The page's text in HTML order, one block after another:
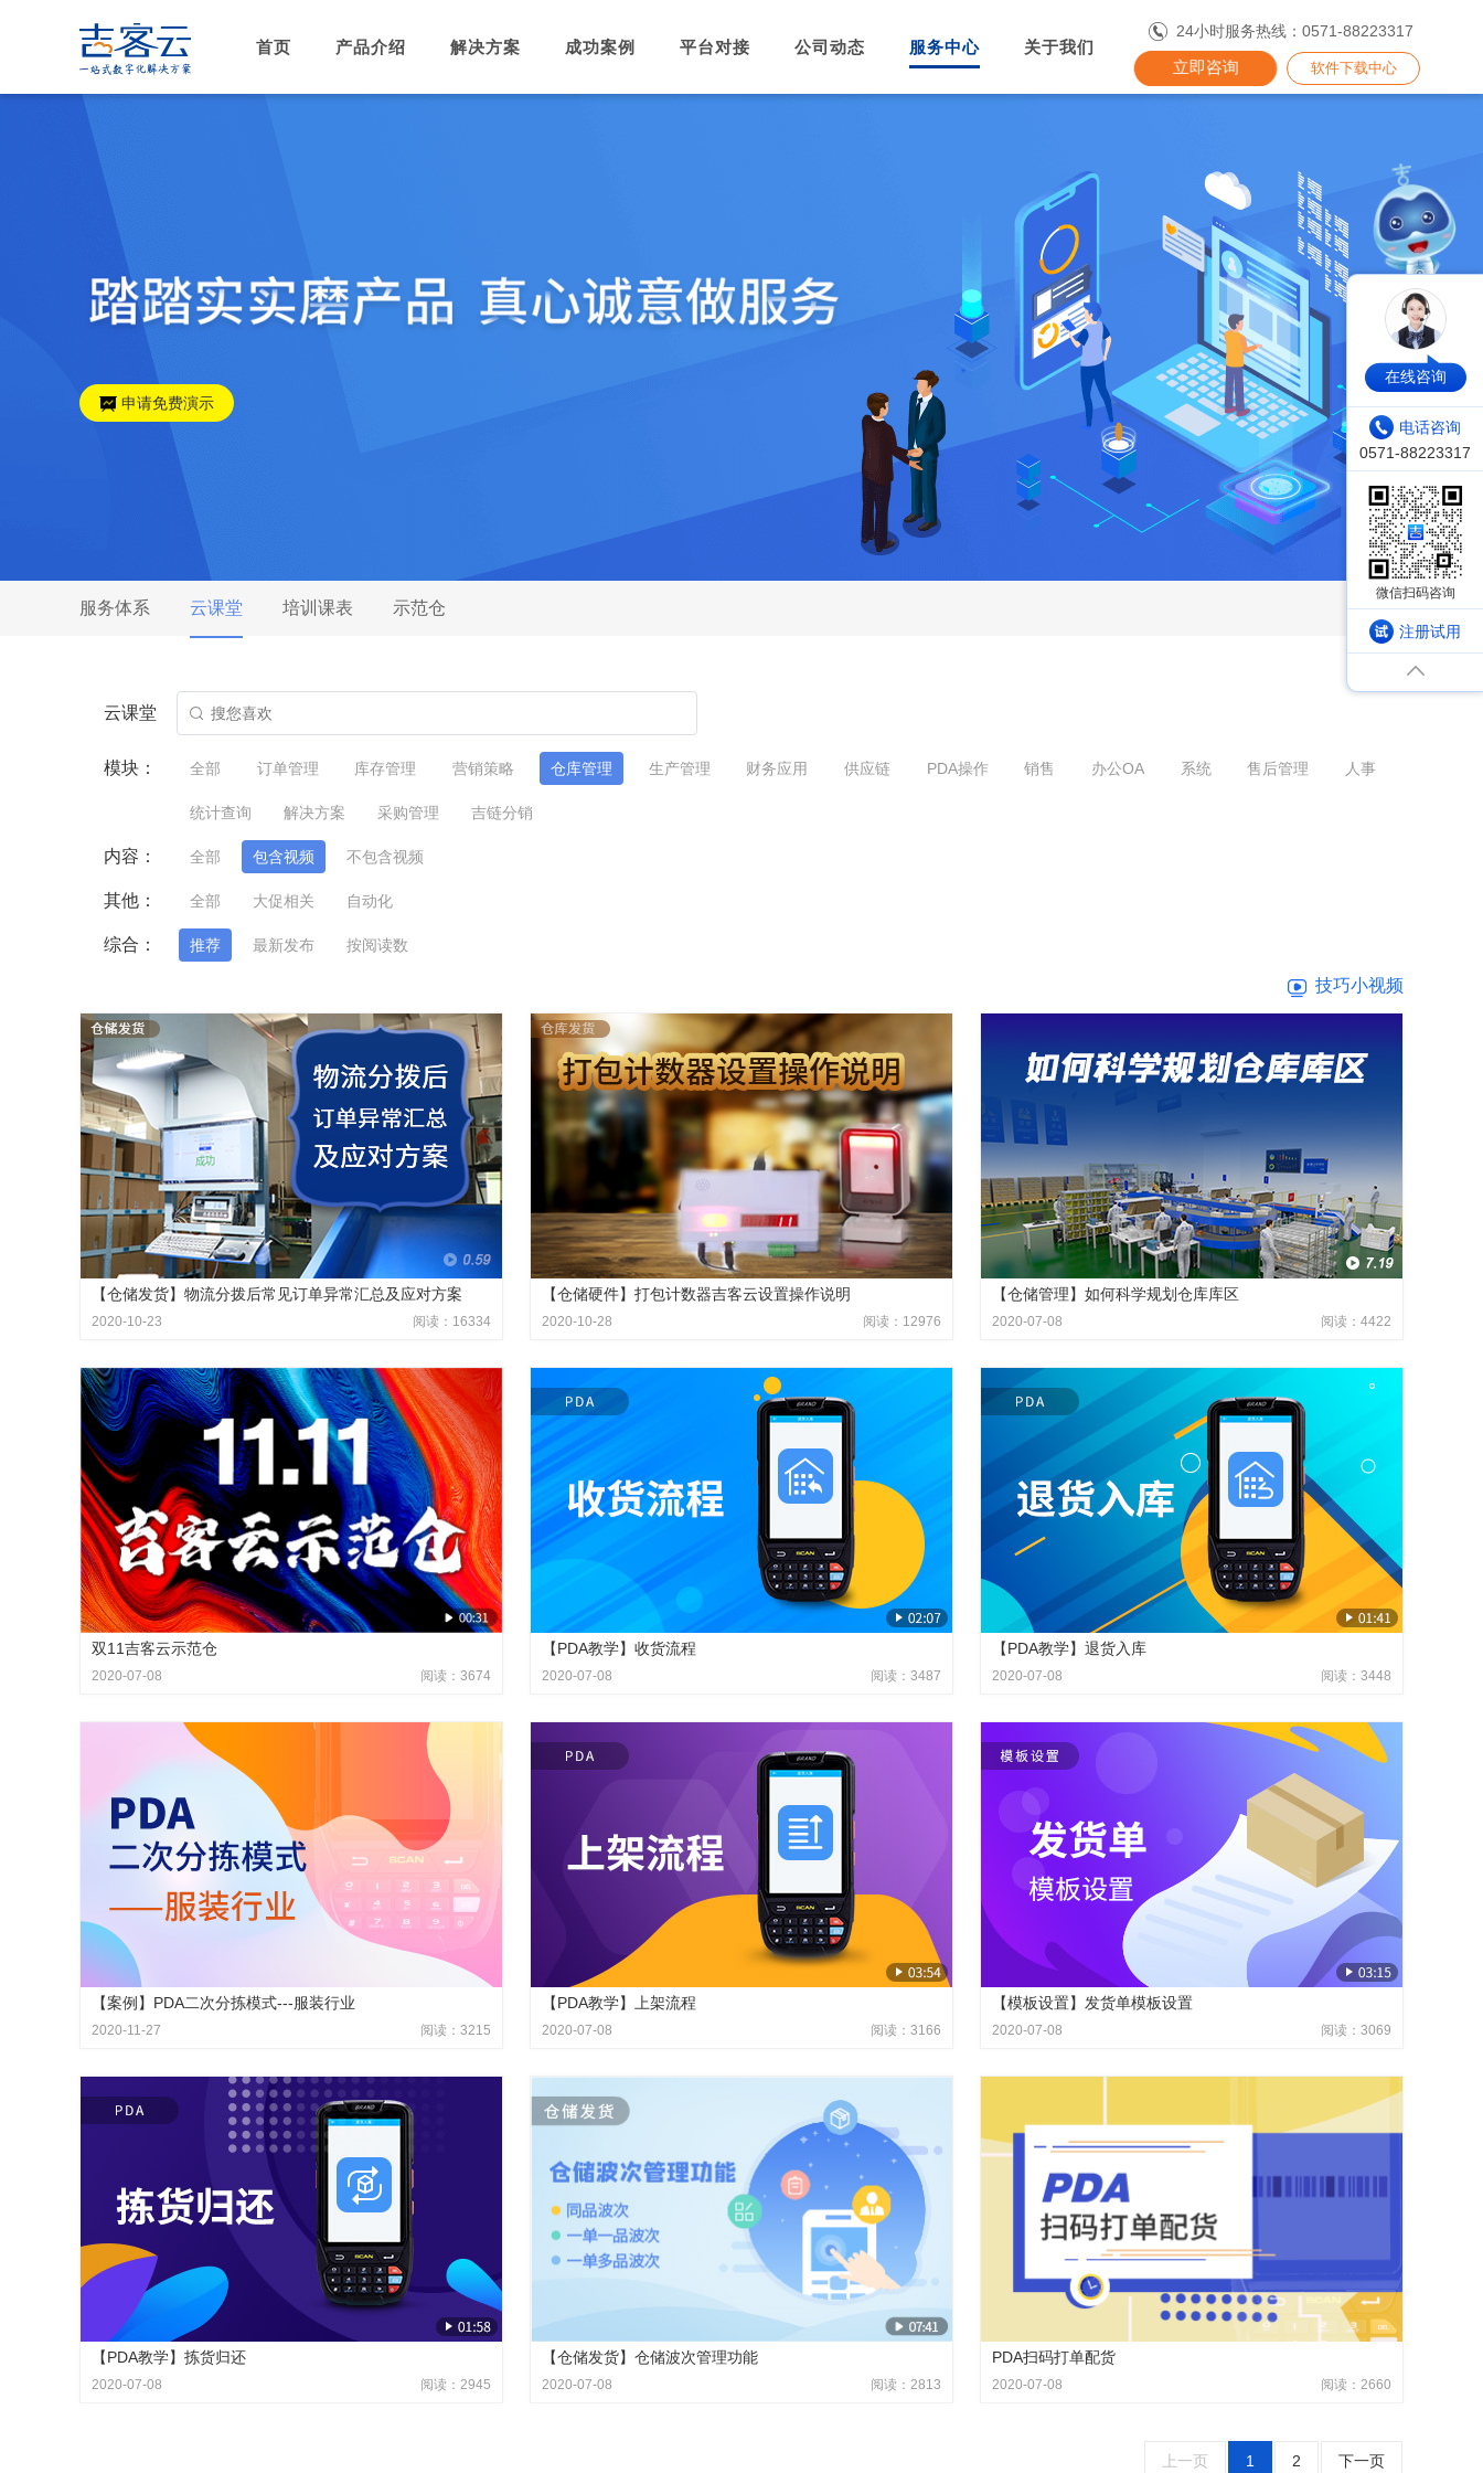
首页 产品介绍 解决方案 成功案例 平台对接 公司动态 服务中心 关于我们
24小时服务热线：0571-88223317
立即咨询 软件下载中心
在线咨询
电话咨询
注册试用
申请免费演示
服务体系 云课堂 培训课表 示范仓
云课堂
模块： 全部 订单管理 库存管理 营销策略 仓库管理 生产管理 财务应用 供应链 PDA操作 销售 办公OA 系统 售后管理 人事
统计查询 解决方案 采购管理 吉链分销
内容： 全部 包含视频 不包含视频
其他： 全部 大促相关 自动化
综合： 推荐 最新发布 按阅读数
技巧小视频
【仓储发货】物流分拨后常见订单异常汇总及应对方案
2020-10-23 阅读：16334
【仓储硬件】打包计数器吉客云设置操作说明
2020-10-28 阅读：12976
【仓储管理】如何科学规划仓库库区
2020-07-08 阅读：4422
双11吉客云示范仓
2020-07-08 阅读：3674
【PDA教学】收货流程
2020-07-08 阅读：3487
【PDA教学】退货入库
2020-07-08 阅读：3448
【案例】PDA二次分拣模式---服装行业
2020-11-27 阅读：3215
【PDA教学】上架流程
2020-07-08 阅读：3166
【模板设置】发货单模板设置
2020-07-08 阅读：3069
【PDA教学】拣货归还
2020-07-08 阅读：2945
【仓储发货】仓储波次管理功能
2020-07-08 阅读：2813
PDA扫码打单配货
2020-07-08 阅读：2660
上一页 1 2 下一页